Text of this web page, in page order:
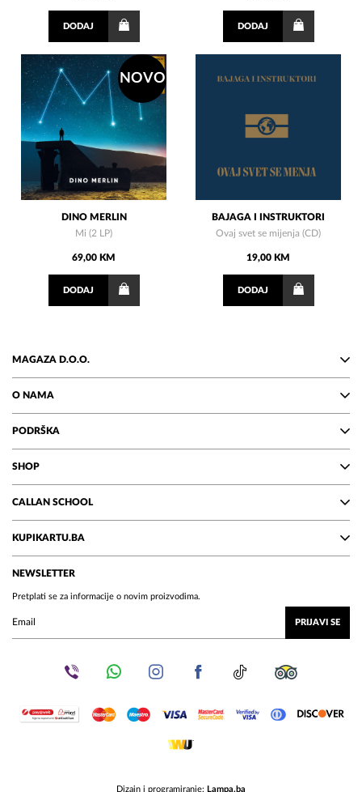
DODAJ DODAJ
NOVO
DINO MERLIN
Mi (2 LP)
69,00 KM
DODAJ
BAJAGA I INSTRUKTORI
Ovaj svet se mijenja (CD)
19,00 KM
DODAJ
MAGAZA D.O.O.
O NAMA
PODRŠKA
SHOP
CALLAN SCHOOL
KUPIKARTU.BA
NEWSLETTER
Pretplati se za informacije o novim proizvodima.
PRIJAVI SE
Dizajn i programiranje: Lampa.ba